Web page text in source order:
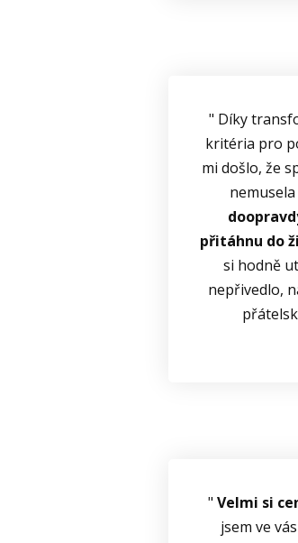
" Díky
kritéria pro
mi došlo, že
přitáhnu do
si hodně
nepřivedlo,
" Velmi si
jsem ve